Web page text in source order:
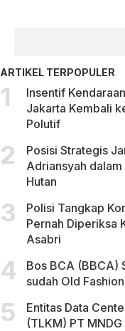
ARTIKEL TERPOPULER
Insentif
Jakarta Kembali
Polutif
Posisi Strategis
Adriansyah
Hutan
Polisi Tangkap
Pernah Diperiksa
Asabri
Bos BCA (BBCA)
sudah Old Fashion
Entitas Data
(TLKM) PT